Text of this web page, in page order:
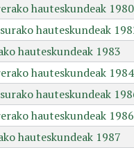
hauteskundeak 1980
hauteskundeak
hauteskundeak 1983
hauteskundeak 1984
hauteskundeak
hauteskundeak 1986
hauteskundeak 1987